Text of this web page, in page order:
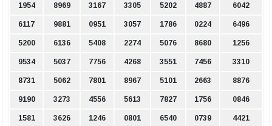
1954 8969 3167 3305 5202 4887 6042
6117 9881 0951 3057 1786 0224 6496
5200 6136 5408 2274 5076 8680 1256
9534 5037 7756 4268 3551 7456 3310
8731 5062 7801 8967 5101 2663 8876
9190 3273 4556 5613 7827 1756 0846
1581 3626 1246 0801 6540 0739 4421